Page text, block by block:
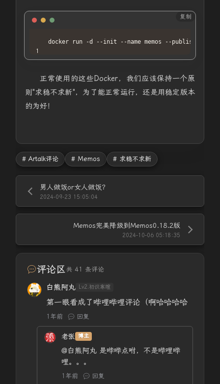
docker run -d --init --name memos --publish 5230
复制
CSS
正常使用的这些Docker，我们应该保持一个原
则"求稳不求新"，为了能正常运行，还是用稳定版本
的为好！
# Artalk评论 # Memos # 求稳不求新
男人做饭or女人做饭？
2024-09-23 15:05:04
Memos完美降级到Memos0.18.2版
2024-10-06 05:18:35
评论区共 41 条评论
白熊阿丸 Lv2.初识寒暄
第一眼看成了哔哩哔哩评论（啊哈哈哈哈
1年前 回复
老张 博主
@白熊阿丸 是哔哔点咐，不是哔哩哔
哩。。。
1年前 回复